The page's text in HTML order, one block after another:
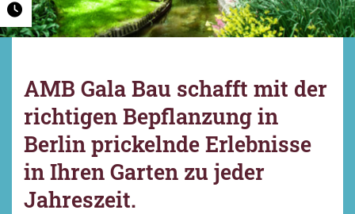
AMB Gala Bau schafft mit der
richtigen Bepflanzung in
Berlin prickelnde Erlebnisse
in Ihren Garten zu jeder
Jahreszeit.